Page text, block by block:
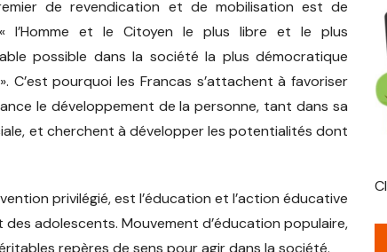
Delle Enfance
Méziré
Conflans sur Lanterne
Corbenay
Fontaine les Luxeuil
Fougerolles Saint Valbert
Vauvillers
Vitrey sur Mance
Chenebier
Echenans Sous Mont Vaudois
Saulnot
Faucogney et la Mer
Fresse
Melisey
Micro-crèche de Servance
Amblans
La Côte
Lure Libération
Breuches
Luxeuil
Courchaton
Clairegoutte
Aides au départ en colo
JPA 70
Le Certificat d’aisance
aquatique
avec
Artistiques
Village
Art
Projets Jeunesse et
Animation de la vie locale
Mise
avec
village
Les
Mise
Parentalité,
«
de revendication et de mobilisation est de
l’Homme et le Citoyen le plus libre et le plus
possible dans la société la plus démocratique
C’est pourquoi les Francas s’attachent à favoriser
le développement de la personne, tant dans sa
et cherchent à développer les potentialités dont
privilégié, est l’éducation et l’action éducative
adolescents. Mouvement d’éducation populaire,
repères de sens pour agir dans la société.